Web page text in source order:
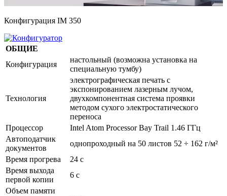
Конфигурация IM 350
ОБЩИЕ
Конфигурация
настольный (возможна установка на
специальную тумбу)
Технология
электрографическая печать с
экспонированием лазерным лучом,
двухкомпонентная система проявки
методом сухого электростатического
переноса
Процессор
Intel Atom Processor Bay Trail 1.46 ГГц
Автоподатчик
документов
однопроходный на 50 листов 52 ÷ 162 г/м²
Время прогрева
24 с
Время выхода
первой копии
6 с
Объем памяти